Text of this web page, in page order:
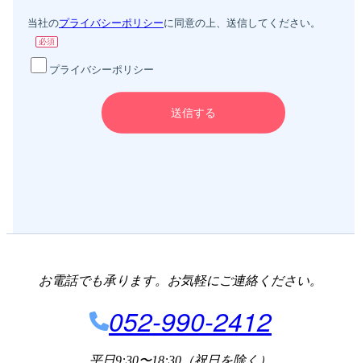
お電話でも承ります。お気軽にご連絡ください。
052-990-2412
平日9:30〜18:30（祝日を除く）